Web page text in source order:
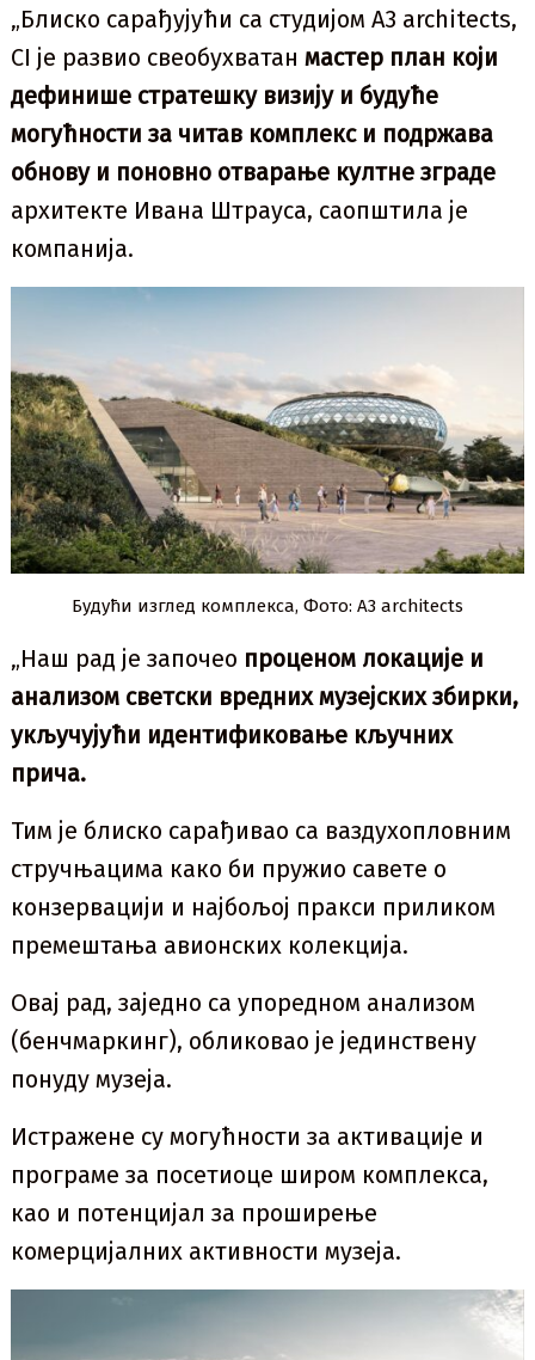
„Блиско сарађујући са студијом А3 architects,
CI је развио свеобухватанмастер план који
дефинише стратешку визију и будуће
могућности за читав комплекс и подржава
обнову и поновно отварање култне зграде
архитекте Иванa Штрауса, саопштила је
компанија.
Будући изглед комплекса, Фото: А3 architects
„Наш рад је започео проценом локације и
анализом светски вредних музејских збирки,
укључујући идентификовање кључних
прича.
Тим је блиско сарађивао са ваздухопловним
стручњацима како би пружио савете о
конзервацији и најбољој пракси приликом
премештања авионских колекција.
Овај рад, заједно са упоредном анализом
(бенчмаркинг), обликовао је јединствену
понуду музеја.
Истражене су могућности за активације и
програме за посетиоце широм комплекса,
као и потенцијал за проширење
комерцијалних активности музеја.